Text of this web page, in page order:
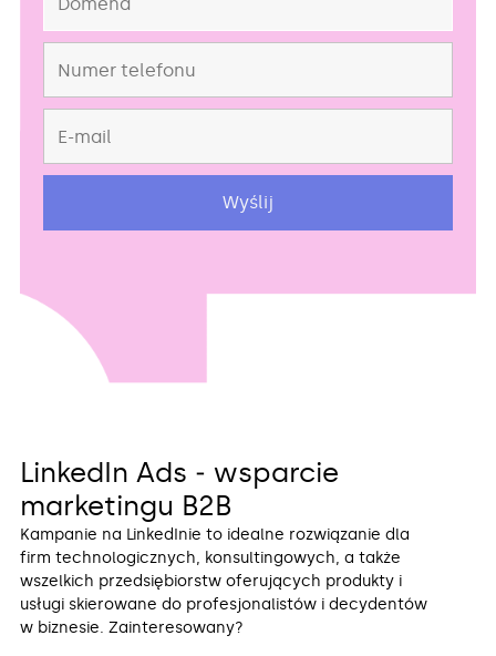
LinkedIn Ads ‒ wsparcie
marketingu B2B
Kampanie na LinkedInie to idealne rozwiązanie dla
firm technologicznych, konsultingowych, a także
wszelkich przedsiębiorstw oferujących produkty i
usługi skierowane do profesjonalistów i decydentów
w biznesie. Zainteresowany?